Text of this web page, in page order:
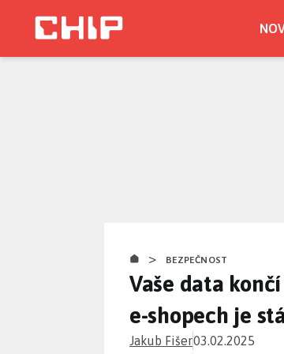
> BEZPEČNOST
Vaše data
e-shopech je
Jakub Fišer03.02.2025